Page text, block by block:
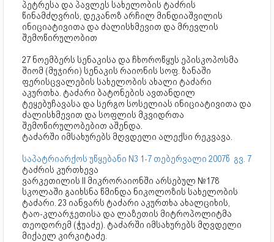
პეტრესა და პავლეს სახელობის ტაძრის
წინამძღვრის, დეკანოზ არჩილ მინდიაშვილის
ინიციატივითა და ძალისხმევით და მრევლის
შემოწირულობით
27 ნოემბერს სენაკისა და ჩხოროწყუს ეპისკოპოსმა
შიომ (მუჯირი) სენაკის რაიონის სოფ. ზანაში
ფერისცვალების სახელობის ახალი ტაძარი
აკურთხა. ტაძარი ბატონების ავთანდილ
ტეყებუჩავასა და სერგო სოსელიას ინიციატივითა და
ძალისხმევით და სოფლის მკვიდრთა
შემოწირულობებით აშენდა.
ტაძარში იმსახურებს მღვდელი ალექსი რეკვავა.
საპატრიარქოს უწყებანი N3 1-7 თებერვალი 2007წ გვ. 7
ტაძრის კურთხევა
ვარკეთილის II მიკრორაიონში არსებულ №178
სკოლაში გაიხსნა წმინდა ნიკოლოზის სახელობის
ტაძარი. 23 იანვარს ტაძარი აკურთხა ახალციხის,
ტაო-კლარჯეთისა და ლაზეთის მიტროპოლიტმა
თეოდორემ (ჭუაძე). ტაძარში იმსახურებს მღვდელი
მიქაელ კირკიტაძე.